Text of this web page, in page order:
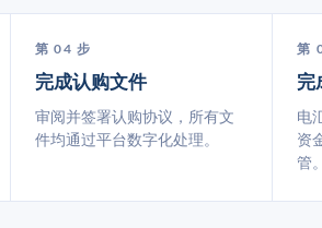
第 04 步
完成认购文件
审阅并签署认购协议，所有文
件均通过平台数字化处理。
第
完
电
资
管。